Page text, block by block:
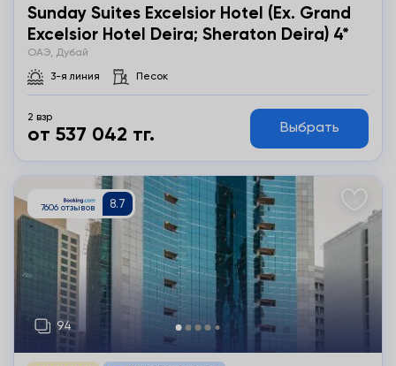
Sunday Suites Excelsior Hotel (ex. Grand
Excelsior Hotel Deira; Sheraton Deira) 4*
ОАЭ, Дубай
3-я линия Песок
2 взр
от 537 042 тг. Выбрать